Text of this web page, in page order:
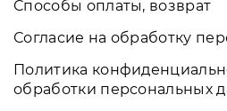
Способы оплаты, возврат
Согласие на обработку
Политика
обработки персональных